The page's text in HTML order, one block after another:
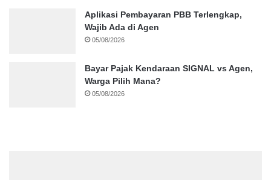
Aplikasi Pembayaran PBB Terlengkap,
Wajib Ada di Agen
05/08/2026
Bayar Pajak Kendaraan SIGNAL vs Agen,
Warga Pilih Mana?
05/08/2026